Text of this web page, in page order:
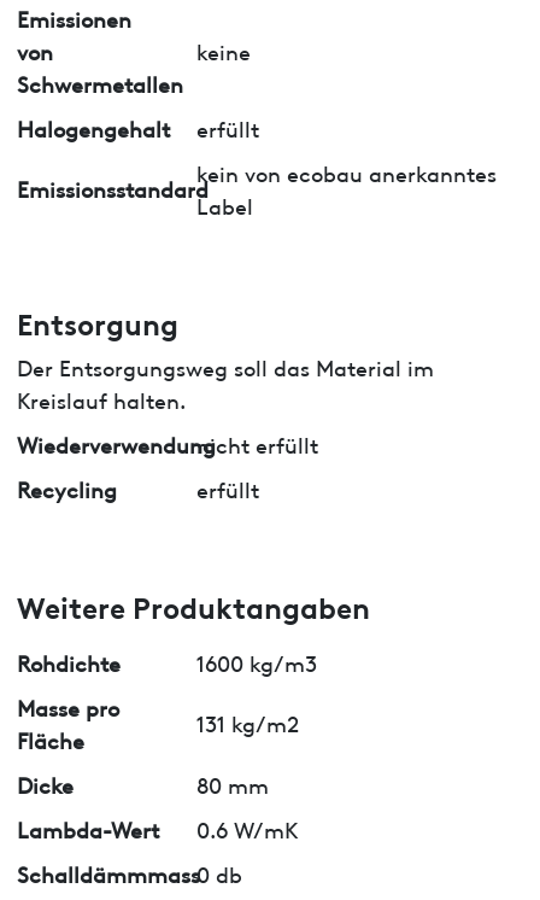
Emissionen
von
Schwermetallen
keine
Halogengehalt erfüllt
Emissionsstandard
kein von ecobau anerkanntes
Label
Entsorgung
Der Entsorgungsweg soll das Material im
Kreislauf halten.
Wiederverwendungnicht erfüllt
Recycling
erfüllt
Weitere Produktangaben
Rohdichte
1600 kg/m3
Masse pro
Fläche
131 kg/m2
Dicke
80 mm
Lambda-Wert
0.6 W/mK
Schalldämmmass0 db